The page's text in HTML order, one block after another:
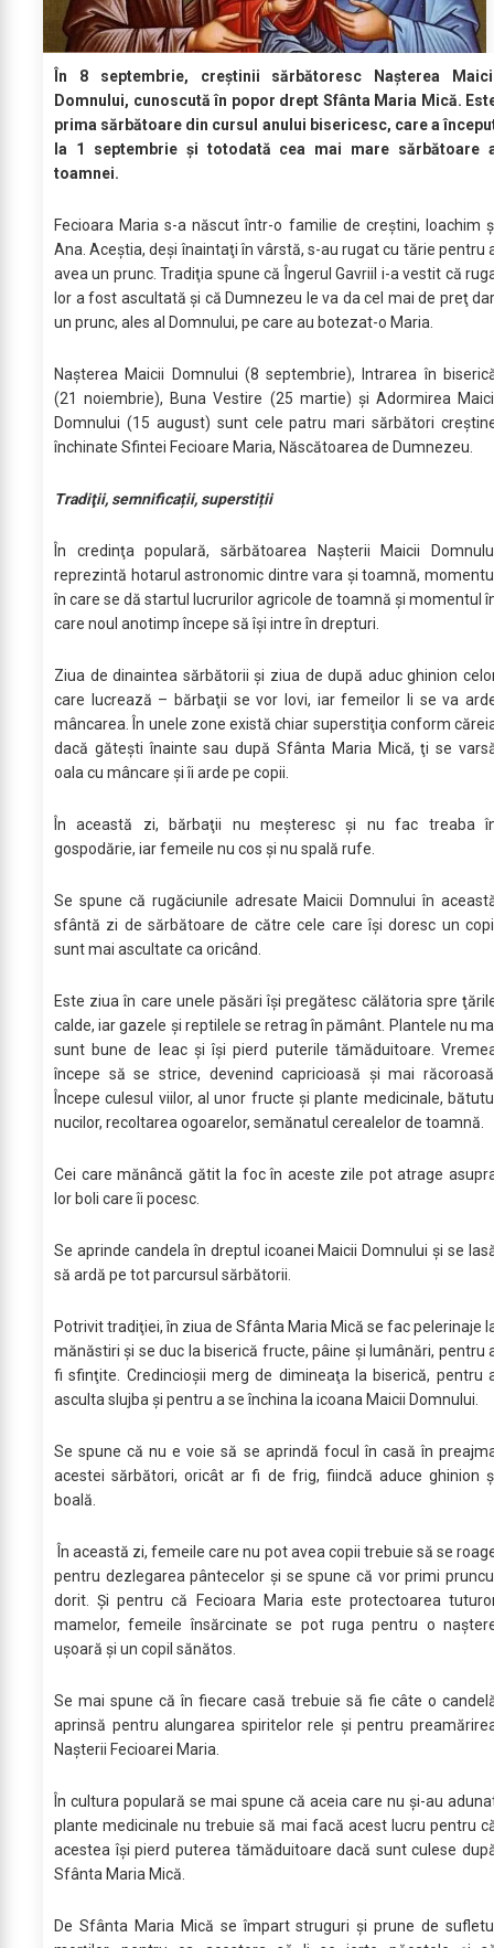
În 8 septembrie, creştinii sărbătoresc Naşterea
Domnului, cunoscută în popor drept Sfânta Maria Mică.
prima sărbătoare din cursul anului bisericesc, care a
la 1 septembrie şi totodată cea mai mare sărbătoare
toamnei.
Fecioara Maria s-a născut într-o familie de creştini, Ioachim
Ana. Aceştia, deşi înaintaţi în vârstă, s-au rugat cu tărie pentru
avea un prunc. Tradiţia spune că Îngerul Gavriil i-a vestit că
lor a fost ascultată şi că Dumnezeu le va da cel mai de preţ
un prunc, ales al Domnului, pe care au botezat-o Maria.
Naşterea Maicii Domnului (8 septembrie), Intrarea în
(21 noiembrie), Buna Vestire (25 martie) şi Adormirea
Domnului (15 august) sunt cele patru mari sărbători
închinate Sfintei Fecioare Maria, Născătoarea de Dumnezeu.
Tradiţii, semnificații, superstiții
În credinţa populară, sărbătoarea Naşterii Maicii
reprezintă hotarul astronomic dintre vara şi toamnă,
în care se dă startul lucrurilor agricole de toamnă şi momentul
care noul anotimp începe să îşi intre în drepturi.
Ziua de dinaintea sărbătorii şi ziua de după aduc ghinion
care lucrează – bărbaţii se vor lovi, iar femeilor li se va
mâncarea. În unele zone există chiar superstiţia conform
dacă găteşti înainte sau după Sfânta Maria Mică, ţi se
oala cu mâncare şi îi arde pe copii.
În această zi, bărbaţii nu meşteresc şi nu fac treaba
gospodărie, iar femeile nu cos şi nu spală rufe.
Se spune că rugăciunile adresate Maicii Domnului în
sfântă zi de sărbătoare de către cele care îşi doresc un
sunt mai ascultate ca oricând.
Este ziua în care unele păsări îşi pregătesc călătoria spre
calde, iar gazele şi reptilele se retrag în pământ. Plantele nu
sunt bune de leac şi îşi pierd puterile tămăduitoare.
începe să se strice, devenind capricioasă şi mai
Începe culesul viilor, al unor fructe şi plante medicinale,
nucilor, recoltarea ogoarelor, semănatul cerealelor de toamnă.
Cei care mănâncă gătit la foc în aceste zile pot atrage
lor boli care îi pocesc.
Se aprinde candela în dreptul icoanei Maicii Domnului şi se
să ardă pe tot parcursul sărbătorii.
Potrivit tradiţiei, în ziua de Sfânta Maria Mică se fac pelerinaje
mănăstiri şi se duc la biserică fructe, pâine şi lumânări, pentru
fi sfinţite. Credincioşii merg de dimineaţa la biserică, pentru
asculta slujba şi pentru a se închina la icoana Maicii Domnului.
Se spune că nu e voie să se aprindă focul în casă în
acestei sărbători, oricât ar fi de frig, fiindcă aduce ghinion
boală.
În această zi, femeile care nu pot avea copii trebuie să se
pentru dezlegarea pântecelor şi se spune că vor primi
dorit. Şi pentru că Fecioara Maria este protectoarea
mamelor, femeile însărcinate se pot ruga pentru o
uşoară şi un copil sănătos.
Se mai spune că în fiecare casă trebuie să fie câte o
aprinsă pentru alungarea spiritelor rele şi pentru
Naşterii Fecioarei Maria.
În cultura populară se mai spune că aceia care nu şi-au
plante medicinale nu trebuie să mai facă acest lucru pentru
acestea îşi pierd puterea tămăduitoare dacă sunt culese
Sfânta Maria Mică.
De Sfânta Maria Mică se împart struguri şi prune de